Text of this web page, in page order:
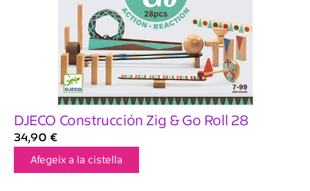
DJECO Construcción Zig & Go Roll 28
34,90 €
Afegeix a la cistella